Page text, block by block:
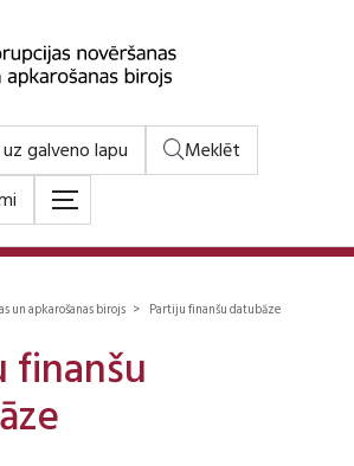
galveno lapu
Meklēt
un apkarošanas birojs > Partiju finanšu datubāze
finanšu